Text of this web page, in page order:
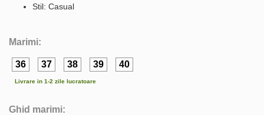
Stil: Casual
Marimi:
36 37 38 39 40
Livrare in 1-2 zile lucratoare
Ghid marimi: